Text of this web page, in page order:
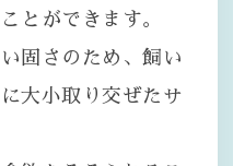
とができます。
固さのため、飼い
大小取り交ぜたサ